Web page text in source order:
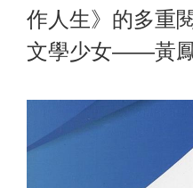
作人生》的多重
文學少女——黃鳳